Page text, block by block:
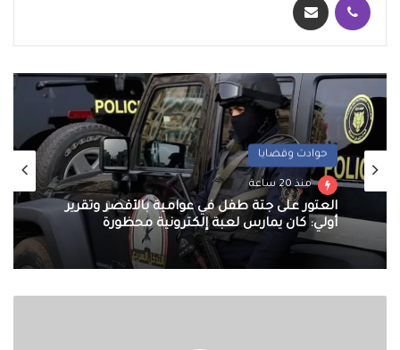
حوادث وقضايا
منذ 20 ساعة
العثور على جثة طفل في عوامية بالأقصر وتقرير
أولي: كان يمارس لعبة إلكترونية محظورة